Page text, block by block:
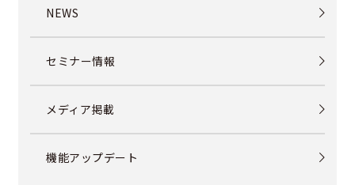
NEWS
セミナー情報
メディア掲載
機能アップデート